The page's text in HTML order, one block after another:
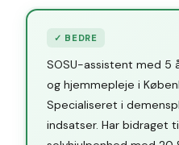
✓ BEDRE
SOSU-assistent med 5
og hjemmepleje i
Specialiseret i
indsatser. Har bidraget